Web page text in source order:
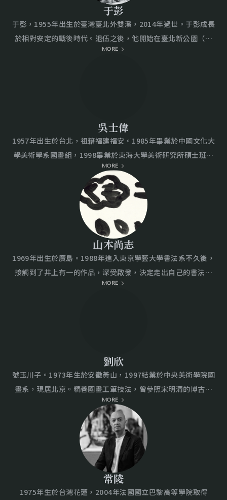
于彭
于彭，1955年出生於臺灣臺北外雙溪，2014年過世。于彭成長
於相對安定的戰後時代。退伍之後，他開始在臺北新公園（今
之二二八和平紀念公園）擺攤幫遊客畫像，于彭街頭畫家的生
了深受陳亦耕的啟發外，透過《雄獅美術》、《藝術家》雜誌
所觀摩而來的國內外藝術家之影響均可得見。中期的創作因為
受好友鄭在東之邀於1997年前往上海旅遊定居三年，足跡也遍
及中國大陸，啟發了他在水墨山水與人物作品的深度與多樣面
貌；「慾望山水／人物」系列，足為此階段之代表性作品。
2005到2014年過世之前，依然頻繁的往返兩岸參與多次創作計
畫與作品發表。世人皆以為于彭以水墨見長，但事實上，經由
他的早期素描與粉彩作品足以說明其水墨所貴之處，在於能夠
從西方的素描線條，成功的轉化成中晚期精彩的筆墨。于彭的
作品，有他個人獨創與深具個性的表達。
MORE
吳士偉
1957年出生於台北，祖籍福建福安。1985年畢業於中國文化大
學美術學系國畫組，1998畢業於東海大學美術研究所碩士班。
曾舉辦個展十七次，國內外聯展一百餘次，出版畫集十本。作
品以精緻的筆觸、細謹的烘染、雅艷的敷彩，營造出萬物皆入
畫的至美情境，兼具文人清雅內涵與筆墨重彩交融，雅逸清健
的筆情墨趣，傳達出水墨繪畫面向當代的內斂新徑。
MORE
山本尚志
1969年出生於廣島。1988年進入東京學藝大學書法系不久後，
接觸到了井上有一的作品，深受啟發，決定走出自己的書法風
格，並於20歲時自稱為書法家，正式展開其藝術創作生涯。曾
年在UNAC Salon舉辦首次個展《Machine》，引起廣泛關
注。翌年出版藝術作品集《舟》（YKG Publishing）。2016年
於Yumiko Chiba Associates舉辦個展《flying saucer》，
2018年擔任全球首場以書法為主題的藝術博覽會「ART
SHODO TOKYO」策展人。隨後陸續舉辦多場個展，包括2019
年的《ENTRANCE⇔EXIT⇔LID⇔BOTTOM》，2024年的
《Naming The World》，並於2020年參與Yumiko Chiba
Associates舉辦的《現代書藝術的世界2：符號與時代》。
2023年參與於台灣橫山書法藝術館舉辦的橫山書藝雙年展《法
與無法交織的年代——書法作為一種視覺形式》。
MORE
劉欣
號玉川子。1973年生於安徽黃山，1997結業於中央美術學院國
畫系，現居北京。精善國畫工筆技法，曾參照宋明清的博古圖
繪畫方式，繪製十六件宣德爐寫真冊頁，部分作品曾於2014年
10月在上海預展，得到收藏界的一致讚歎，並發表在2016年底
出版大型銅爐專業著作《異雲》一書。並受北京佳士得、英國
著名明式家具收藏家 Marcus Flacks 邀請展出。
MORE
常陵
1975年生於台灣花蓮，2004年法國國立巴黎高等學院取得